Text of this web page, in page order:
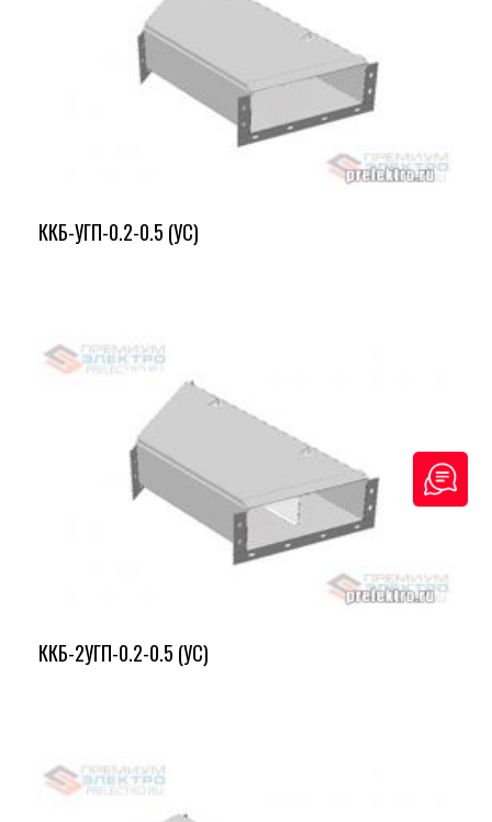
ККБ-УГП-0.2-0.5 (УС)
ККБ-2УГП-0.2-0.5 (УС)